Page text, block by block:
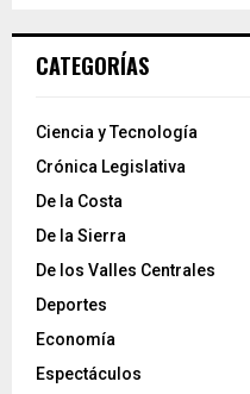
CATEGORÍAS
Ciencia y Tecnología
Crónica Legislativa
De la Costa
De la Sierra
De los Valles Centrales
Deportes
Economía
Espectáculos